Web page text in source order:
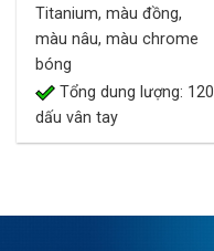
Titanium, màu đồng,
màu nâu, màu chrome
bóng
Tổng dung lượng: 120
dấu vân tay